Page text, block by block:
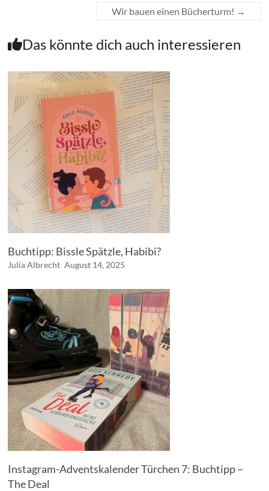
Wir bauen einen Bücherturm! →
Das könnte dich auch interessieren
Buchtipp: Bissle Spätzle, Habibi?
Julia Albrecht August 14, 2025
Instagram-Adventskalender Türchen 7: Buchtipp –
The Deal